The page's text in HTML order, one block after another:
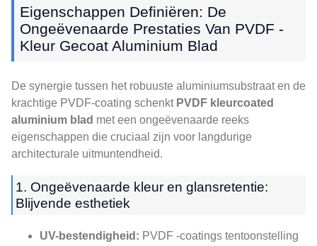
Eigenschappen Definiëren: De
Ongeëvenaarde Prestaties Van PVDF -
Kleur Gecoat Aluminium Blad
De synergie tussen het robuuste aluminiumsubstraat en de
krachtige PVDF-coating schenkt PVDF kleurcoated
aluminium blad met een ongeëvenaarde reeks
eigenschappen die cruciaal zijn voor langdurige
architecturale uitmuntendheid.
1. Ongeëvenaarde kleur en glansretentie:
Blijvende esthetiek
UV-bestendigheid: PVDF -coatings tentoonstelling